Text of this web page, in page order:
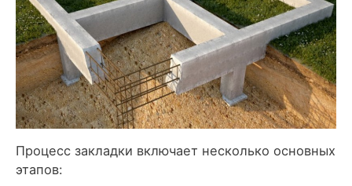
Процесс закладки включает несколько основных
этапов: